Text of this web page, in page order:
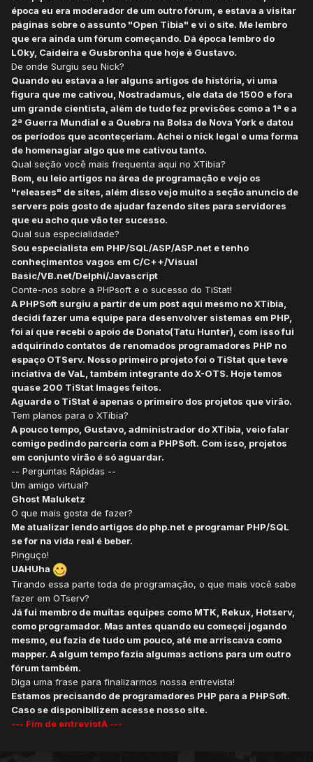
época eu era moderador de um outro fórum, e estava a visitar
páginas sobre o assunto "Open Tibia" e vi o site. Me lembro
que era ainda um fórum começando. Dá época lembro do
L0ky, Caideira e Gusbronha que hoje é Gustavo.
De onde Surgiu seu Nick?
Quando eu estava a ler alguns artigos de história, vi uma
figura que me cativou, Nostradamus, ele data de 1500 e fora
um grande cientista, além de tudo fez previsões como a 1ª e a
2ª Guerra Mundial e a Quebra na Bolsa de Nova York e datou
os períodos que aconteçeriam. Achei o nick legal e uma forma
de homenagiar algo que me cativou tanto.
Qual seção você mais frequenta aqui no XTibia?
Bom, eu leio artigos na área de programação e vejo os
"releases" de sites, além disso vejo muito a seção anuncio de
servers pois gosto de ajudar fazendo sites para servidores
que eu acho que vão ter sucesso.
Qual sua especialidade?
Sou especialista em PHP/SQL/ASP/ASP.net e tenho
conheçimentos vagos em C/C++/Visual
Basic/VB.net/Delphi/Javascript
Conte-nos sobre a PHPsoft e o sucesso do TiStat!
A PHPSoft surgiu a partir de um post aqui mesmo no XTibia,
decidi fazer uma equipe para desenvolver sistemas em PHP,
foi aí que recebi o apoio de Donato(Tatu Hunter), com isso fui
adquirindo contatos de renomados programadores PHP no
espaço OTServ. Nosso primeiro projeto foi o TiStat que teve
inciativa de VaL, também integrante do X-OTS. Hoje temos
quase 200 TiStat Images feitos.
Aguarde o TiStat é apenas o primeiro dos projetos que virão.
Tem planos para o XTibia?
A pouco tempo, Gustavo, administrador do XTibia, veio falar
comigo pedindo parceria com a PHPSoft. Com isso, projetos
em conjunto virão é só aguardar.
-- Perguntas Rápidas --
Um amigo virtual?
Ghost Maluketz
O que mais gosta de fazer?
Me atualizar lendo artigos do php.net e programar PHP/SQL
se for na vida real é beber.
Pinguço!
UAHUha
Tirando essa parte toda de programação, o que mais você sabe
fazer em OTserv?
Já fui membro de muitas equipes como MTK, Rekux, Hotserv,
como programador. Mas antes quando eu começei jogando
mesmo, eu fazia de tudo um pouco, até me arriscava como
mapper. A algum tempo fazia algumas actions para um outro
fórum também.
Diga uma frase para finalizarmos nossa entrevista!
Estamos precisando de programadores PHP para a PHPSoft.
Caso se disponibilizem acesse nosso site.
--- Fim de entrevistA ---